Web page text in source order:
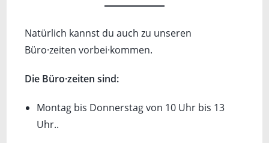
Natürlich kannst du auch zu unseren
Büro·zeiten vorbei·kommen.
Die Büro·zeiten sind:
Montag bis Donnerstag von 10 Uhr bis 13
Uhr..